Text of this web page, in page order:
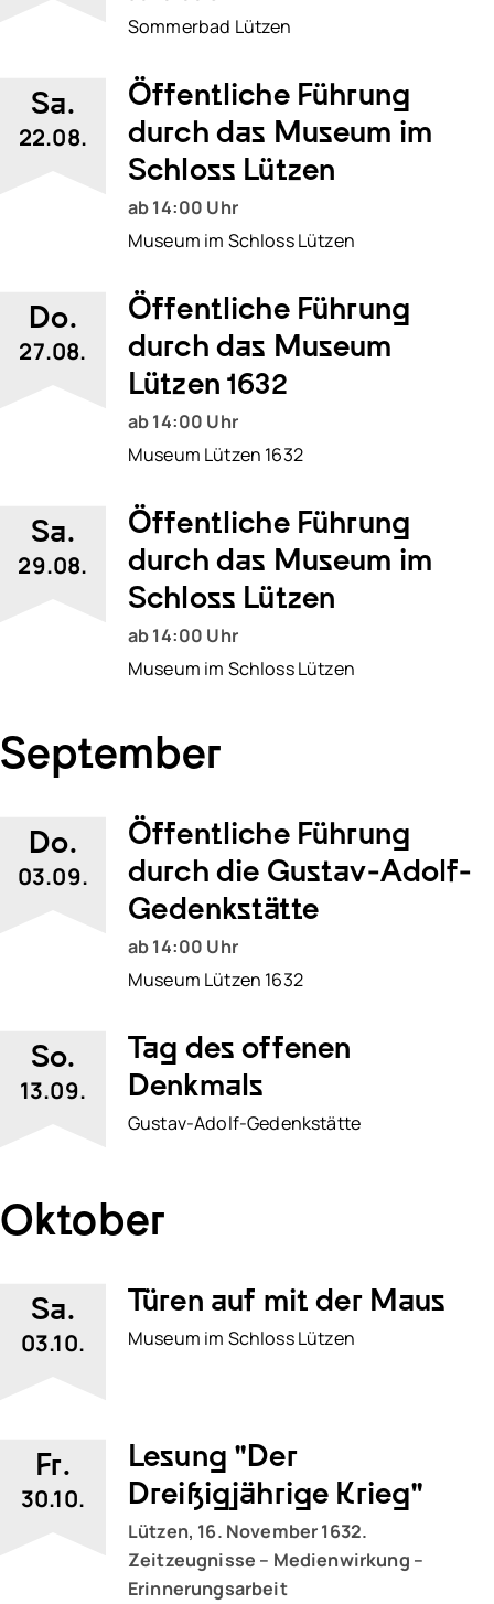
Sommerbad Lützen
Sa.
22.08.
Öffentliche Führung
durch das Museum im
Schloss Lützen
ab 14:00 Uhr
Museum im Schloss Lützen
Do.
27.08.
Öffentliche Führung
durch das Museum
Lützen 1632
ab 14:00 Uhr
Museum Lützen 1632
Sa.
29.08.
Öffentliche Führung
durch das Museum im
Schloss Lützen
ab 14:00 Uhr
Museum im Schloss Lützen
September
Do.
03.09.
Öffentliche Führung
durch die Gustav-Adolf-
Gedenkstätte
ab 14:00 Uhr
Museum Lützen 1632
So.
13.09.
Tag des offenen
Denkmals
Gustav-Adolf-Gedenkstätte
Oktober
Sa.
03.10.
Türen auf mit der Maus
Museum im Schloss Lützen
Fr.
30.10.
Lesung "Der
Dreißigjährige Krieg"
Lützen, 16. November 1632.
Zeitzeugnisse – Medienwirkung –
Erinnerungsarbeit